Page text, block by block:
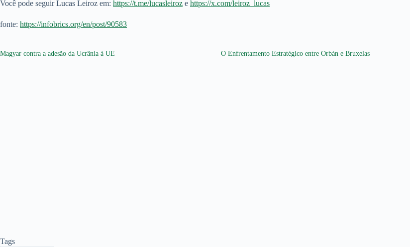
Você pode seguir Lucas Leiroz em: https://t.me/lucasleiroz e https://x.com/leiroz_lucas
fonte: https://infobrics.org/en/post/90583
Magyar contra a adesão da Ucrânia à UE O Enfrentamento Estratégico entre Orbán e Bruxelas
Tags